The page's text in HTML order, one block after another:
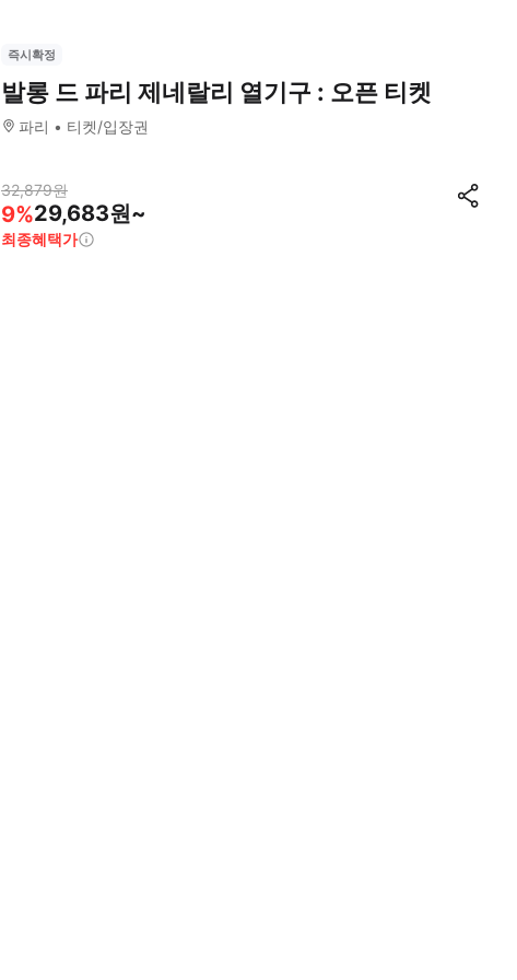
즉시확정
발롱 드 파리 제네랄리 열기구 : 오픈 티켓
파리 티켓/입장권
32,879원
9%29,683원~
최종혜택가